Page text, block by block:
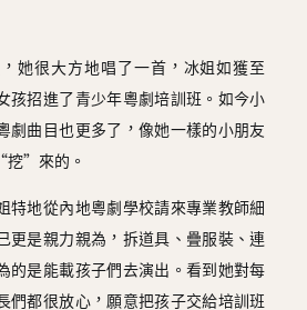
她很大方地唱了一首，冰姐如獲至
孩招進了青少年粵劇培訓班。如今小
劇曲目也更多了，像她一樣的小朋友
挖”來的。
特地從內地粵劇學校請來專業教師細
更是親力親為，拆道具、疊服裝、連
的是能載孩子們去演出。看到她對每
們都很放心，願意把孩子交給培訓班